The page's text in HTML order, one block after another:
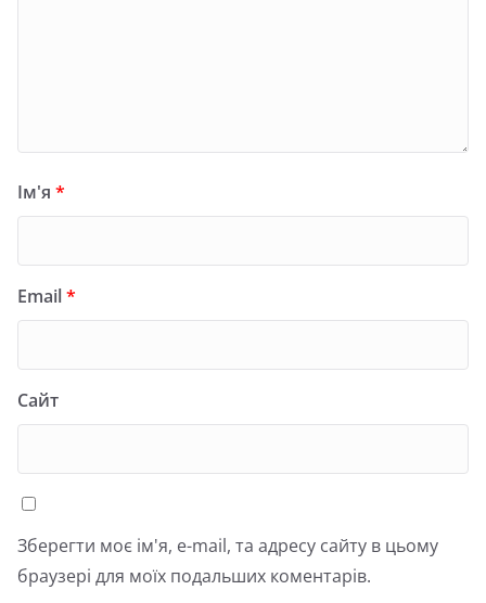
Ім'я *
Email*
Сайт
Зберегти моє ім'я, e-mail, та адресу сайту в цьому
браузері для моїх подальших коментарів.